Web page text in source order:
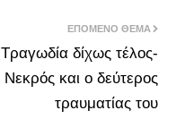
ΕΠΌΜΕΝΟ ΘΈΜΑ
Τραγωδία δίχως τέλος-
Νεκρός και ο δεύτερος
τραυματίας του